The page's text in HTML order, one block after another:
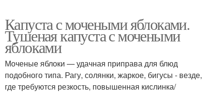
Капуста с мочеными яблоками.
Тушеная капуста с мочеными
яблоками
Моченые яблоки — удачная приправа для блюд
подобного типа. Рагу, солянки, жаркое, бигусы - везде,
где требуются резкость, повышенная кислинка/